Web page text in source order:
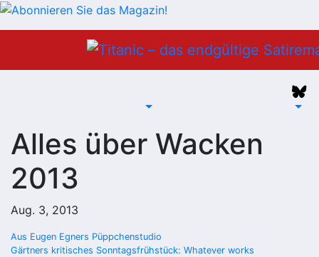
Alles über Wacken
2013
Aug. 3, 2013
Beitragsnavigation
Aus Eugen Egners Püppchenstudio
Gärtners kritisches Sonntagsfrühstück: Whatever works